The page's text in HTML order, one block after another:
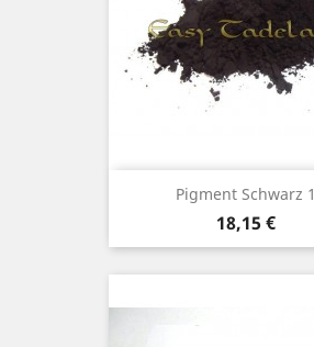
Pigment Schwarz 1
Preis
18,15 €